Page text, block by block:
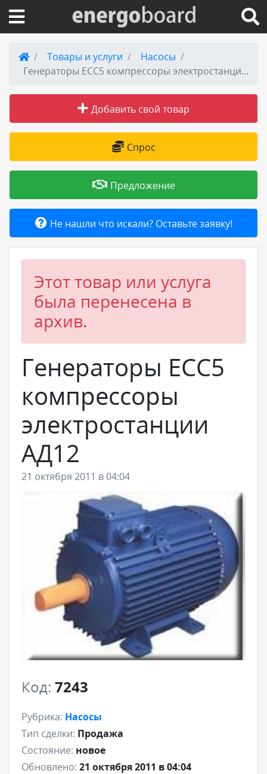
Вход на сайт
Публикации
Товары и услуги
Добавить товар или услугу
Товары и услуги
Насосы
Генераторы ЕСС5 компрессоры электростанции АД12
Добавить свой товар
Спрос
Предложение
Не нашли что искали? Оставьте заявку!
Этот товар или услуга
была перенесена в
архив.
Генераторы ЕСС5
компрессоры
электростанции
АД12
21 октября 2011 в 04:04
Код: 7243
Рубрика: Насосы
Тип сделки: Продажа
Состояние: новое
Обновлено: 21 октября 2011 в 04:04